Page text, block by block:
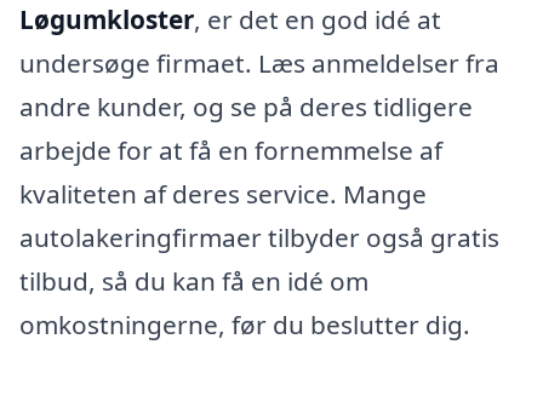
Løgumkloster, er det en god idé at
undersøge firmaet. Læs anmeldelser fra
andre kunder, og se på deres tidligere
arbejde for at få en fornemmelse af
kvaliteten af deres service. Mange
autolakeringfirmaer tilbyder også gratis
tilbud, så du kan få en idé om
omkostningerne, før du beslutter dig.